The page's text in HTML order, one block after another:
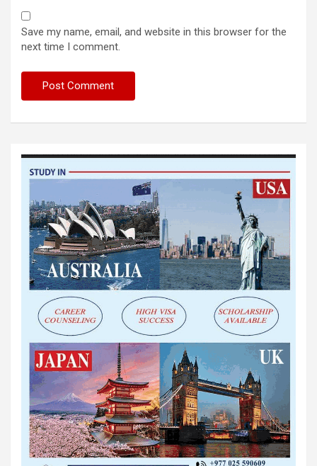
Save my name, email, and website in this browser for the
next time I comment.